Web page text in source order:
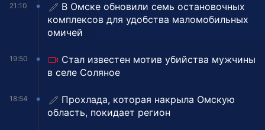
21:10
В Омске обновили семь остановочных
комплексов для удобства маломобильных
омичей
19:50
Стал известен мотив убийства мужчины
в селе Соляное
18:54
Прохлада, которая накрыла Омскую
область, покидает регион